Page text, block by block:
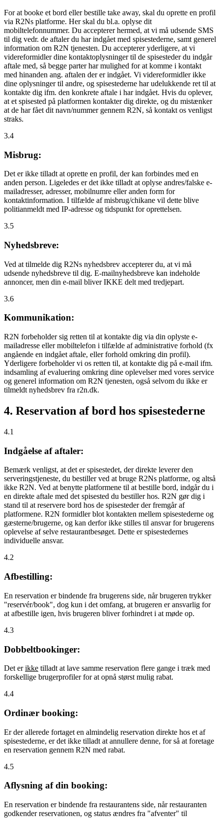
For at booke et bord eller bestille take away, skal du oprette en profil
via R2Ns platforme. Her skal du bl.a. oplyse dit
mobiltelefonnummer. Du accepterer hermed, at vi må udsende SMS
til dig vedr. de aftaler du har indgået med spisestederne, samt generel
information om R2N tjenesten. Du accepterer yderligere, at vi
videreformidler dine kontaktoplysninger til de spisesteder du indgår
aftale med, så begge parter har mulighed for at komme i kontakt
med hinanden ang. aftalen der er indgået. Vi videreformidler ikke
dine oplysninger til andre, og spisestederne har udelukkende ret til at
kontakte dig ifm. den konkrete aftale i har indgået. Hvis du oplever,
at et spisested på platformen kontakter dig direkte, og du mistænker
at de har fået dit navn/nummer gennem R2N, så kontakt os venligst
straks.
3.4
Misbrug:
Det er ikke tilladt at oprette en profil, der kan forbindes med en
anden person. Ligeledes er det ikke tilladt at oplyse andres/falske e-
mailadresser, adresser, mobilnumre eller anden form for
kontaktinformation. I tilfælde af misbrug/chikane vil dette blive
politianmeldt med IP-adresse og tidspunkt for oprettelsen.
3.5
Nyhedsbreve:
Ved at tilmelde dig R2Ns nyhedsbrev accepterer du, at vi må
udsende nyhedsbreve til dig. E-mailnyhedsbreve kan indeholde
annoncer, men din e-mail bliver IKKE delt med tredjepart.
3.6
Kommunikation:
R2N forbeholder sig retten til at kontakte dig via din oplyste e-
mailadresse eller mobiltelefon i tilfælde af administrative forhold (fx
angående en indgået aftale, eller forhold omkring din profil).
Yderligere forbeholder vi os retten til, at kontakte dig på e-mail ifm.
indsamling af evaluering omkring dine oplevelser med vores service
og generel information om R2N tjenesten, også selvom du ikke er
tilmeldt nyhedsbrev fra r2n.dk.
4. Reservation af bord hos spisestederne
4.1
Indgåelse af aftaler:
Bemærk venligst, at det er spisestedet, der direkte leverer den
serveringstjeneste, du bestiller ved at bruge R2Ns platforme, og altså
ikke R2N. Ved at benytte platformene til at bestille bord, indgår du i
en direkte aftale med det spisested du bestiller hos. R2N gør dig i
stand til at reservere bord hos de spisesteder der fremgår af
platformene. R2N formidler blot kontakten mellem spisestederne og
gæsterne/brugerne, og kan derfor ikke stilles til ansvar for brugerens
oplevelse af selve restaurantbesøget. Dette er spisestedernes
individuelle ansvar.
4.2
Afbestilling:
En reservation er bindende fra brugerens side, når brugeren trykker
"reservér/book", dog kun i det omfang, at brugeren er ansvarlig for
at afbestille igen, hvis brugeren bliver forhindret i at møde op.
4.3
Dobbeltbookinger:
Det erikke tilladt at lave samme reservation flere gange i træk med
forskellige brugerprofiler for at opnå størst mulig rabat.
4.4
Ordinær booking:
Er der allerede fortaget en almindelig reservation direkte hos et af
spisestederne, er det ikke tilladt at annullere denne, for så at foretage
en reservation gennem R2N med rabat.
4.5
Aflysning af din booking:
En reservation er bindende fra restaurantens side, når restauranten
godkender reservationen, og status ændres fra "afventer" til